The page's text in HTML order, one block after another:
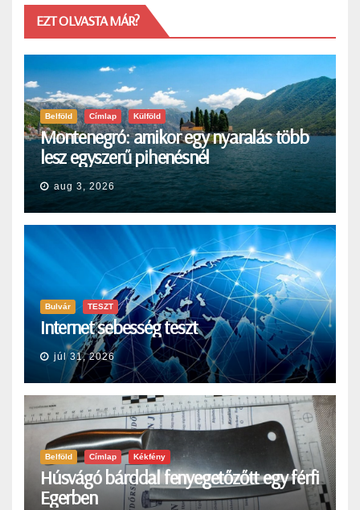
EZT OLVASTA MÁR?
Belföld Címlap Külföld
Montenegró: amikor egy nyaralás több
lesz egyszerű pihenésnél
aug 3, 2026
Bulvár TESZT
Internet sebesség teszt
júl 31, 2026
Belföld Címlap Kékfény
Húsvágó bárddal fenyegetőzőtt egy férfi
Egerben